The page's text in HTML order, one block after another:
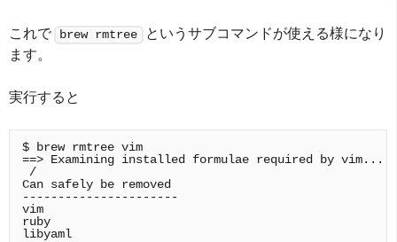
これで brew rmtree
というサブコマンドが使える様になり
ます。
実行すると
$ brew rmtree vim
==> Examining installed formulae required by vim...
/
Can safely be removed
----------------------
vim
ruby
libyaml